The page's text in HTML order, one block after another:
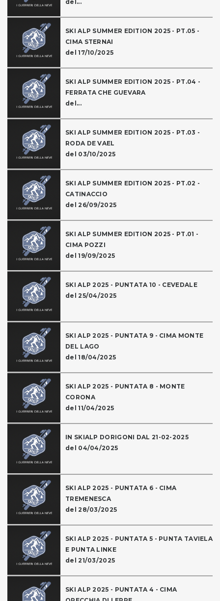
del...
SKI ALP SUMMER EDITION 2025 - PT.05 -
CIMA STERNAI
del 17/10/2025
SKI ALP SUMMER EDITION 2025 - PT.04 -
FERRATA CHE GUEVARA
del...
SKI ALP SUMMER EDITION 2025 - PT.03 -
RODA DE VAEL
del 03/10/2025
SKI ALP SUMMER EDITION 2025 - PT.02 -
CATINACCIO
del 26/09/2025
SKI ALP SUMMER EDITION 2025 - PT.01 -
CIMA POZZI
del 19/09/2025
SKI ALP 2025 - PUNTATA 10 - CEVEDALE
del 25/04/2025
SKI ALP 2025 - PUNTATA 9 - CIMA MONTE
DEL LAGO
del 18/04/2025
SKI ALP 2025 - PUNTATA 8 - MONTE
CORONA
del 11/04/2025
IN SKIALP DORIGONI DAL 21-02-2025
del 04/04/2025
SKI ALP 2025 - PUNTATA 6 - CIMA
TREMENESCA
del 28/03/2025
SKI ALP 2025 - PUNTATA 5 - PUNTA TAVIELA
E PUNTA LINKE
del 21/03/2025
SKI ALP 2025 - PUNTATA 4 - CIMA